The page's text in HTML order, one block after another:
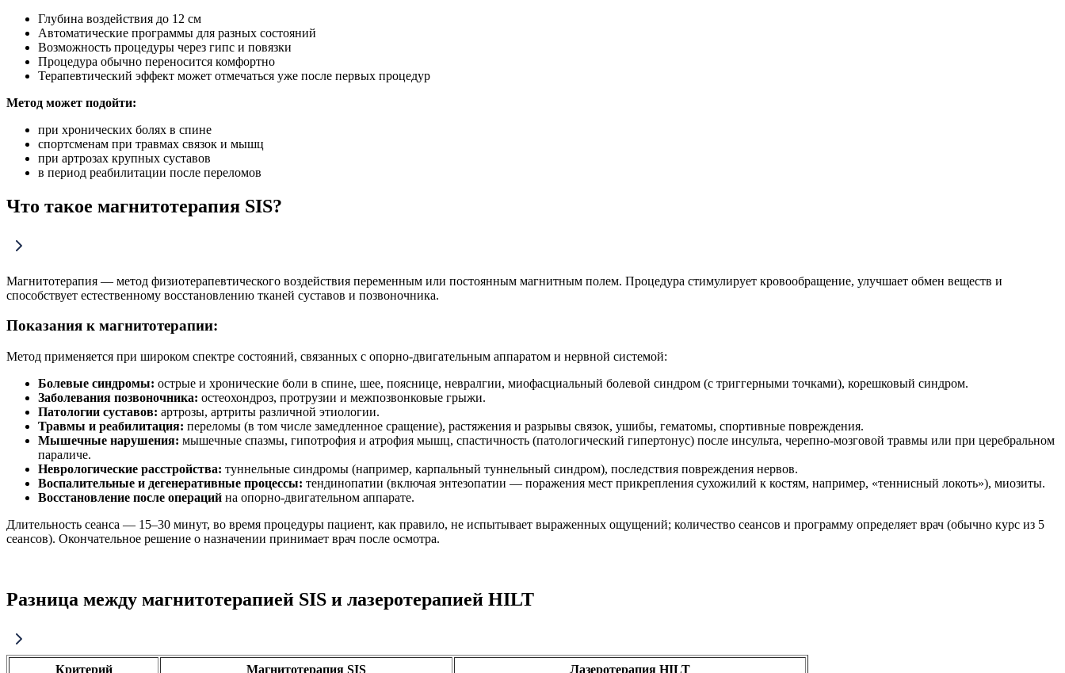
Глубина воздействия до 12 см
Автоматические программы для разных состояний
Возможность процедуры через гипс и повязки
Процедура обычно переносится комфортно
Терапевтический эффект может отмечаться уже после первых процедур
Метод может подойти:
при хронических болях в спине
спортсменам при травмах связок и мышц
при артрозах крупных суставов
в период реабилитации после переломов
Что такое магнитотерапия SIS?
Магнитотерапия — метод физиотерапевтического воздействия переменным или постоянным магнитным полем. Процедура стимулирует кровообращение, улучшает обмен веществ и
способствует естественному восстановлению тканей суставов и позвоночника.
Показания к магнитотерапии:
Метод применяется при широком спектре состояний, связанных с опорно-двигательным аппаратом и нервной системой:
Болевые синдромы: острые и хронические боли в спине, шее, пояснице, невралгии, миофасциальный болевой синдром (с триггерными точками), корешковый синдром.
Заболевания позвоночника: остеохондроз, протрузии и межпозвонковые грыжи.
Патологии суставов: артрозы, артриты различной этиологии.
Травмы и реабилитация: переломы (в том числе замедленное сращение), растяжения и разрывы связок, ушибы, гематомы, спортивные повреждения.
Мышечные нарушения: мышечные спазмы, гипотрофия и атрофия мышц, спастичность (патологический гипертонус) после инсульта, черепно-мозговой травмы или при церебральном
параличе.
Неврологические расстройства: туннельные синдромы (например, карпальный туннельный синдром), последствия повреждения нервов.
Воспалительные и дегенеративные процессы: тендинопатии (включая энтезопатии — поражения мест прикрепления сухожилий к костям, например, «теннисный локоть»), миозиты.
Восстановление после операций на опорно-двигательном аппарате.
Длительность сеанса — 15–30 минут, во время процедуры пациент, как правило, не испытывает выраженных ощущений; количество сеансов и программу определяет врач (обычно курс из 5
сеансов). Окончательное решение о назначении принимает врач после осмотра.
Разница между магнитотерапией SIS и лазеротерапией HILT
Критерий Магнитотерапия SIS
Лазеротерапия HILT